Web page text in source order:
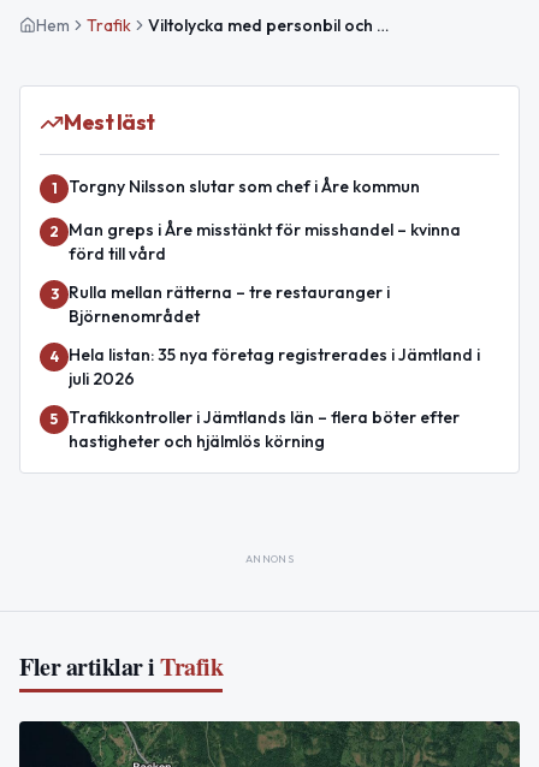
Hem Trafik Viltolycka med personbil och älg på E14 mellan Kluk och Mattmar
Mest läst
1 Torgny Nilsson slutar som chef i Åre kommun
2
Man greps i Åre misstänkt för misshandel – kvinna
förd till vård
3
Rulla mellan rätterna – tre restauranger i
Björnenområdet
4
Hela listan: 35 nya företag registrerades i Jämtland i
juli 2026
5
Trafikkontroller i Jämtlands län – flera böter efter
hastigheter och hjälmlös körning
ANNONS
Fler artiklar iTrafik